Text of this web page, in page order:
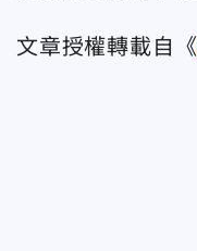
文章授權轉載自《